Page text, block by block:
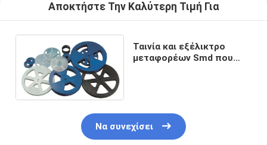
Αποκτήστε Την Καλύτερη Τιμή Για
Ταινία και εξέλικτρο
μεταφορέων Smd που
Να συνεχίσει